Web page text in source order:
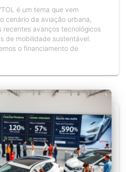
é um tema que vem
cenário da aviação urbana,
recentes avanços tecnológicos
de mobilidade sustentável.
o financiamento de